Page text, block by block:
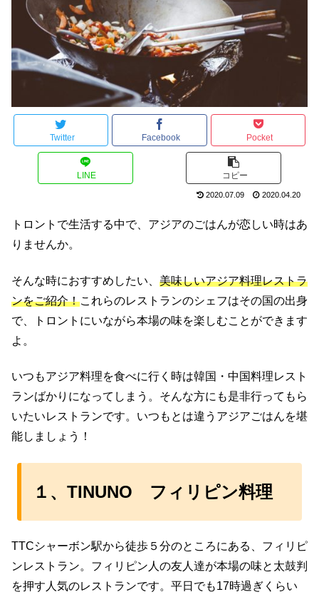
Twitter Facebook Pocket
LINE コピー
2020.07.09 2020.04.20
トロントで生活する中で、アジアのごはんが恋しい時はあ
りませんか。
そんな時におすすめしたい、 美味しいアジア料理レストラ
ンをご紹介！これらのレストランのシェフはその国の出身
で、トロントにいながら本場の味を楽しむことができます
よ。
いつもアジア料理を食べに行く時は韓国・中国料理レスト
ランばかりになってしまう。そんな方にも是非行ってもら
いたいレストランです。いつもとは違うアジアごはんを堪
能しましょう！
１、TINUNO フィリピン料理
TTCシャーボン駅から徒歩５分のところにある、フィリピ
ンレストラン。フィリピン人の友人達が本場の味と太鼓判
を押す人気のレストランです。平日でも17時過ぎくらい